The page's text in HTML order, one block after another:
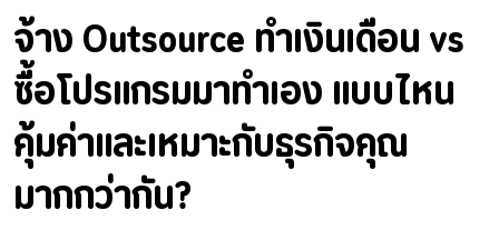
จ้าง Outsource ทำเงินเดือน vs
ซื้อโปรแกรมมาทำเอง แบบไหน
คุ้มค่าและเหมาะกับธุรกิจคุณ
มากกว่ากัน?